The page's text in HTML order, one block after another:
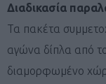
Διαδικασία
Τα πακέτα
αγώνα δίπλα από
διαμορφωμένο